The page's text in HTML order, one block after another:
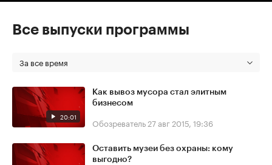
Все выпуски программы
За все время
20:01
Как вывоз мусора стал элитным
бизнесом
Обозреватель 27 авг 2015, 19:36
Оставить музеи без охраны: кому
выгодно?